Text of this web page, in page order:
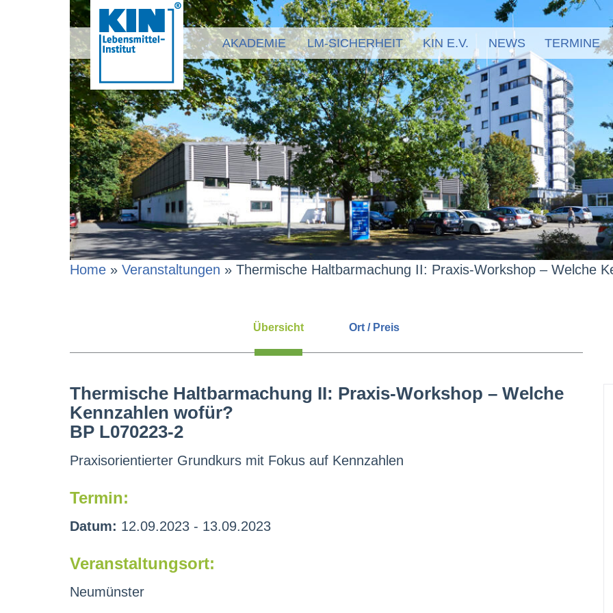
AKADEMIE LM-SICHERHEIT KIN E.V. NEWS TERMINE
Home » Veranstaltungen » Thermische Haltbarmachung II: Praxis-Workshop – Welche
Übersicht Ort / Preis
Thermische Haltbarmachung II: Praxis-Workshop – Welche
Kennzahlen wofür?
BP L070223-2
Praxisorientierter Grundkurs mit Fokus auf Kennzahlen
Termin:
Datum: 12.09.2023 - 13.09.2023
Veranstaltungsort:
Neumünster